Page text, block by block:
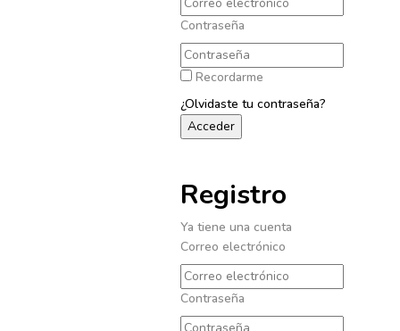
Contraseña
Recordarme
¿Olvidaste tu contraseña?
Registro
Ya tiene una cuenta
Correo electrónico
Contraseña